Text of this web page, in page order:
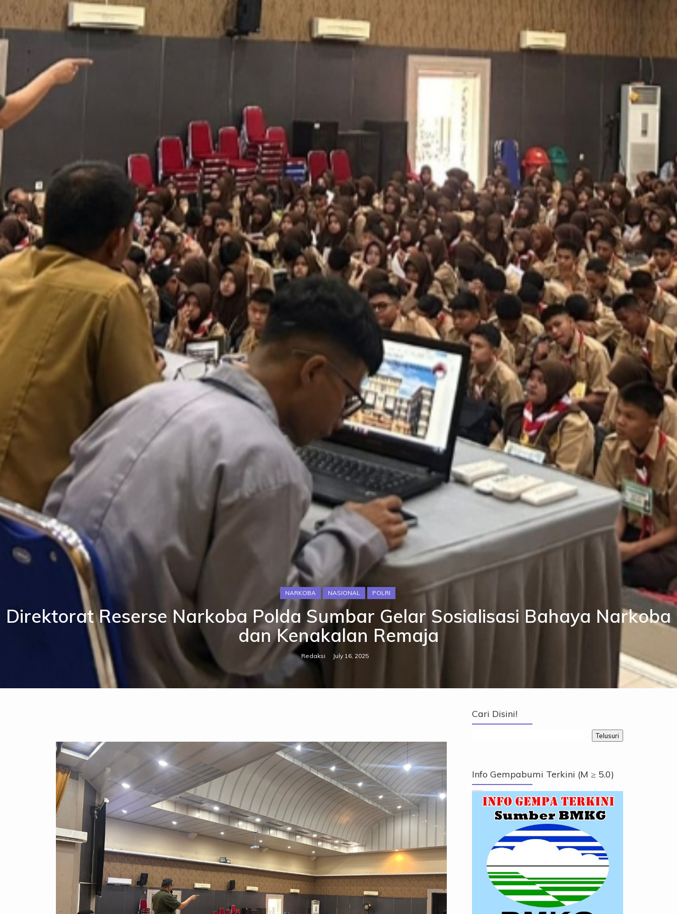
NARKOBA NASIONAL POLRI
Direktorat Reserse Narkoba Polda Sumbar Gelar Sosialisasi Bahaya Narkoba
dan Kenakalan Remaja
Redaksi July 16, 2025
Cari Disini!
Info Gempabumi Terkini (M ≥ 5.0)